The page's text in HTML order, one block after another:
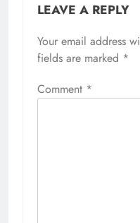
LEAVE A REPLY
Your email address
fields are marked *
Comment *